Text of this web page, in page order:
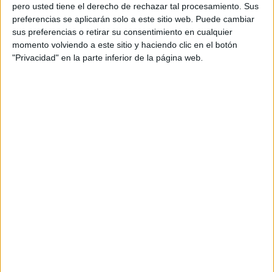
pero usted tiene el derecho de rechazar tal procesamiento. Sus
preferencias se aplicarán solo a este sitio web. Puede cambiar
sus preferencias o retirar su consentimiento en cualquier
momento volviendo a este sitio y haciendo clic en el botón
"Privacidad" en la parte inferior de la página web.